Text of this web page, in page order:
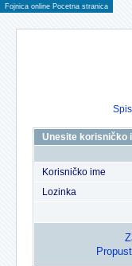
Fojnica online Pocetna stranica
Unesite korisničko
Korisničko ime
Lozinka